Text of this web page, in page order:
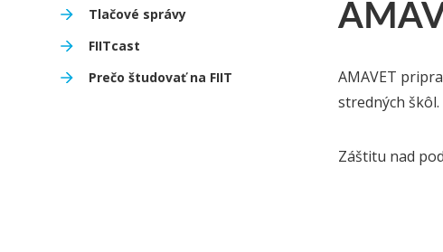
Tlačové správy
FIITcast
Prečo študovať na FIIT
AMAVET
stredných škôl.
Záštitu nad